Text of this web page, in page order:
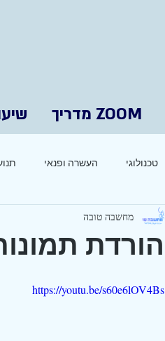
ZOOM מדריך
טכנולוגי העשרה ופנאי
הורדת תמונות
מחשבה טובה
https://youtu.be/s60e6lOV4Bs